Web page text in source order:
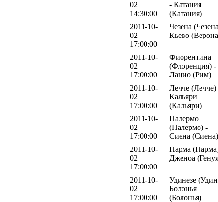
02
14:30:00
- Катания
(Катания)
2011-10-
02
17:00:00
Чезена
Кьево
2011-10-
02
17:00:00
Фиорентина
(Флоренция) -
Лацио (Рим)
2011-10-
02
17:00:00
Лечче (Лечче)
Кальяри
(Кальяри)
2011-10-
02
17:00:00
Палермо
(Палермо) -
Сиена (Сиена)
2011-10-
02
17:00:00
Парма
Дженоа
2011-10-
02
17:00:00
Удинезе
Болонья
(Болонья)